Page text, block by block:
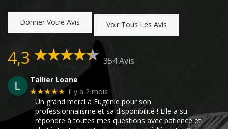
Donner Votre Avis Voir Tous Les Avis
4,3 354 Avis
Tallier Loane
★★★★★ il y a 2 mois
Un grand merci à Eugénie pour son
professionnalisme et sa disponibilité ! Elle a su
répondre à toutes mes questions avec patience et